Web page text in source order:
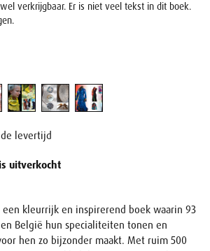
verkrijgbaar. Er is niet veel tekst in dit boek.
de levertijd
uitverkocht
kleurrijk en inspirerend boek waarin 93
België hun specialiteiten tonen en
hen zo bijzonder maakt. Met ruim 500